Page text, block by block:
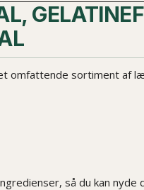
omfattende sortiment af
så du kan